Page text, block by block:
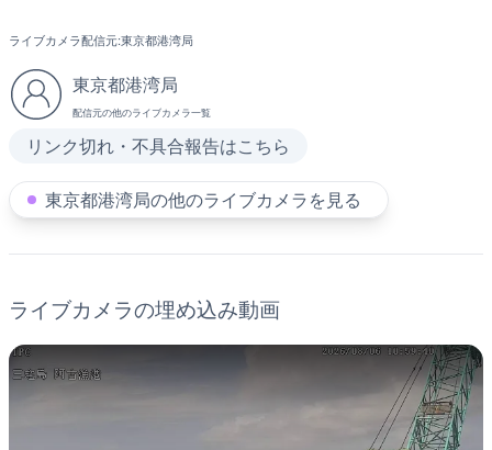
ライブカメラ配信元:東京都港湾局
東京都港湾局
配信元の他のライブカメラ一覧
リンク切れ・不具合報告はこちら
東京都港湾局の他のライブカメラを見る
ライブカメラの埋め込み動画